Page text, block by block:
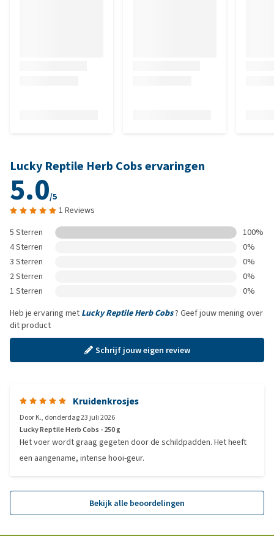
Lucky Reptile Herb Cobs ervaringen
5.0/5
1 Reviews
5 Sterren
100%
4 Sterren
0%
3 Sterren
0%
2 Sterren
0%
1 Sterren
0%
Heb je ervaring met Lucky Reptile Herb Cobs? Geef jouw mening over
dit product
Schrijf jouw eigen review
Kruidenkrosjes
DoorK., donderdag 23 juli 2026
Lucky Reptile Herb Cobs - 250 g
Het voer wordt graag gegeten door de schildpadden. Het heeft
een aangename, intense hooi-geur.
Bekijk alle beoordelingen